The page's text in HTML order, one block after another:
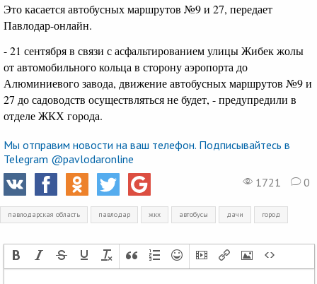
Это касается автобусных маршрутов №9 и 27, передает
Павлодар-онлайн.
- 21 сентября в связи с асфальтированием улицы Жибек жолы
от автомобильного кольца в сторону аэропорта до
Алюминиевого завода, движение автобусных маршрутов №9 и
27 до садоводств осуществляться не будет, - предупредили в
отделе ЖКХ города.
Мы отправим новости на ваш телефон. Подписывайтесь в
Telegram @pavlodaronline
1721
0
павлодарская область павлодар жкх автобусы дачи город